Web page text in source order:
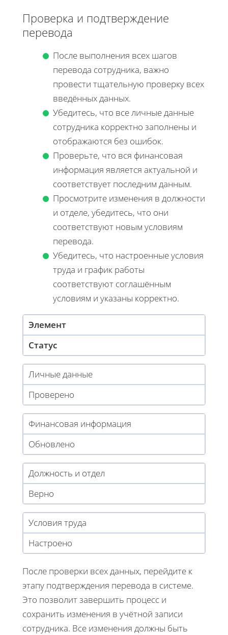
Проверка и подтверждение
перевода
После выполнения всех шагов
перевода сотрудника, важно
провести тщательную проверку всех
введённых данных.
Убедитесь, что все личные данные
сотрудника корректно заполнены и
отображаются без ошибок.
Проверьте, что вся финансовая
информация является актуальной и
соответствует последним данным.
Просмотрите изменения в должности
и отделе, убедитесь, что они
соответствуют новым условиям
перевода.
Убедитесь, что настроенные условия
труда и график работы
соответствуют соглашённым
условиям и указаны корректно.
Элемент
Статус
Личные данные
Проверено
Финансовая информация
Обновлено
Должность и отдел
Верно
Условия труда
Настроено
После проверки всех данных, перейдите к
этапу подтверждения перевода в системе.
Это позволит завершить процесс и
сохранить изменения в учётной записи
сотрудника. Все изменения должны быть